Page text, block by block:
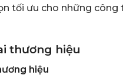
tối ưu cho những công
thương hiệu
hiệu